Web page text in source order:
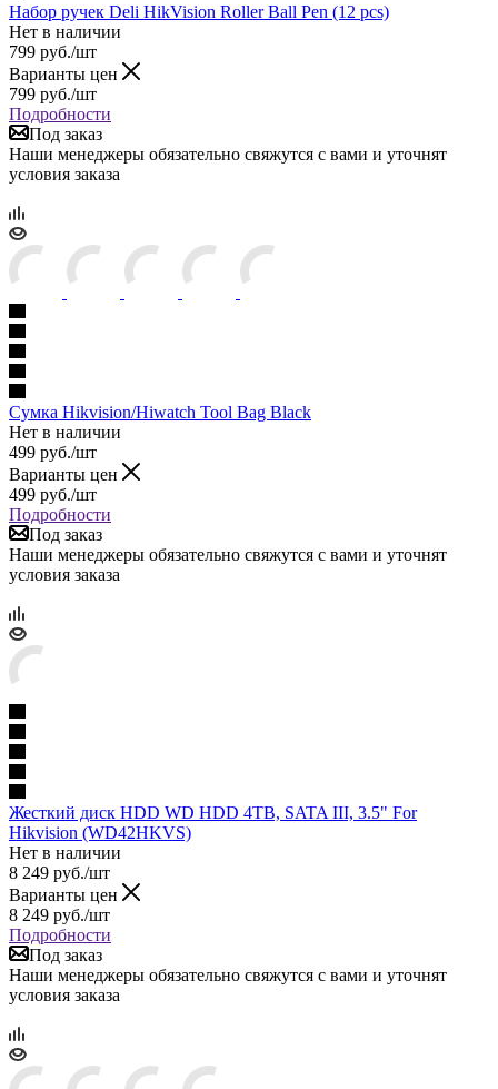
Набор ручек Deli HikVision Roller Ball Pen (12 pcs)
Нет в наличии
799 руб./шт
Варианты цен
799 руб./шт
Подробности
Под заказ
Наши менеджеры обязательно свяжутся с вами и уточнят
условия заказа
Сумка Hikvision/Hiwatch Tool Bag Black
Нет в наличии
499 руб./шт
Варианты цен
499 руб./шт
Подробности
Под заказ
Наши менеджеры обязательно свяжутся с вами и уточнят
условия заказа
Жесткий диск HDD WD HDD 4TB, SATA III, 3.5" For
Hikvision (WD42HKVS)
Нет в наличии
8 249 руб./шт
Варианты цен
8 249 руб./шт
Подробности
Под заказ
Наши менеджеры обязательно свяжутся с вами и уточнят
условия заказа